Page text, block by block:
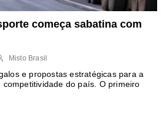
começa sabatina com
Misto Brasil
e propostas estratégicas para a
do país. O primeiro